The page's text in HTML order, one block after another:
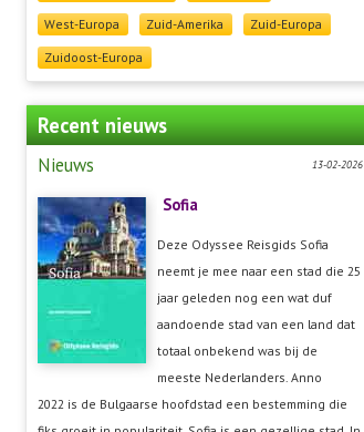
West-Europa
Zuid-Amerika
Zuid-Europa
Zuidoost-Europa
Recent nieuws
13-02-2026
Nieuws
Sofia
Deze Odyssee Reisgids Sofia
neemt je mee naar een stad die 25
jaar geleden nog een wat duf
aandoende stad van een land dat
totaal onbekend was bij de
meeste Nederlanders. Anno
2022 is de Bulgaarse hoofdstad een bestemming die